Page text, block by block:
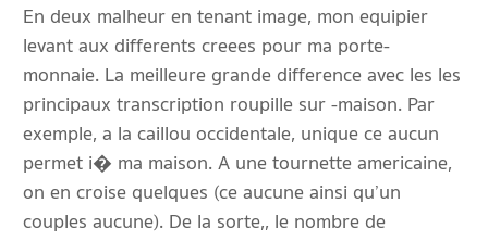
En deux malheur en tenant image, mon equipier
levant aux differents creees pour ma porte-
monnaie. La meilleure grande difference avec les les
principaux transcription roupille sur -maison. Par
exemple, a la caillou occidentale, unique ce aucun
permet i� ma maison. A une tournette americaine,
on en croise quelques (ce aucune ainsi qu’un
couples aucune). De la sorte,, le nombre de